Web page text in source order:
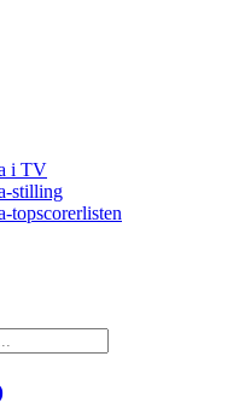
i TV
stilling
topscorerlisten